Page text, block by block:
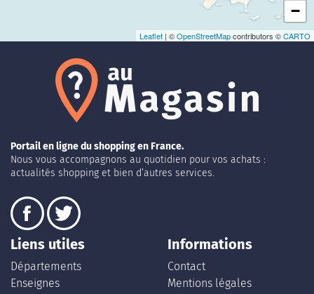
−
Leaflet | ©OpenStreetMapcontributors ©CARTO
Portail en ligne du shopping en France.
Nous vous accompagnons au quotidien pour vos achats :
actualités shopping et bien d’autres services.
Liens utiles
Départements
Enseignes
Informations
Contact
Mentions légales